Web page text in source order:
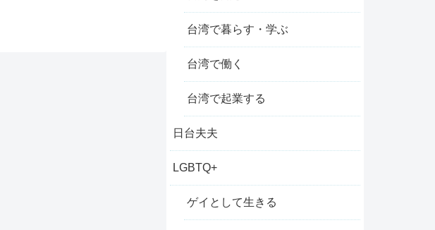
台湾で暮らす・学ぶ
台湾で働く
台湾で起業する
日台夫夫
LGBTQ+
ゲイとして生きる